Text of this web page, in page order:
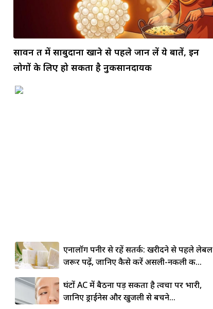
सावन व्रत में साबुदाना खाने से पहले जान लें ये बातें, इन
लोगों के लिए हो सकता है नुकसानदायक
एनालॉग पनीर से रहें सतर्क: खरीदने से पहले लेबल
जरूर पढ़ें, जानिए कैसे करें असली-नकली की...
घंटों AC में बैठना पड़ सकता है त्वचा पर भारी,
जानिए ड्राईनेस और खुजली से बचने...